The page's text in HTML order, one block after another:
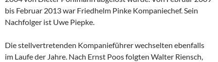
bis Februar 2013 war Friedhelm Pinke Kompaniechef. Sein
Nachfolger ist Uwe Piepke.
Die stellvertretenden Kompanieführer wechselten ebenfalls
im Laufe der Jahre. Nach Ernst Poos folgten Walter Riensch,